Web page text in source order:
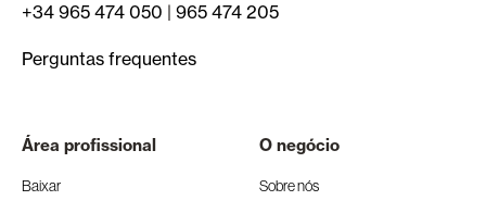
+34 965 474 050 | 965 474 205
Perguntas frequentes
Área profissional
Baixar
O negócio
Sobre nós